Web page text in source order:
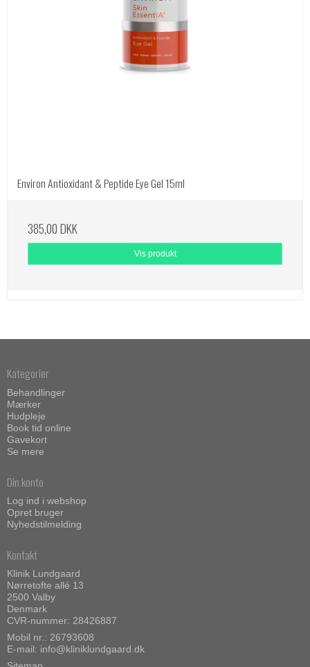
Environ Antioxidant & Peptide Eye Gel 15ml
385,00 DKK
Vis produkt
Kategorier
Behandlinger
Mærker
Hudpleje
Book tid online
Gavekort
Se mere
Din konto
Log ind i webshop
Opret bruger
Nyhedstilmelding
Kontakt
Klinik Lundgaard
Nørretofte allé 13
2500 Valby
Denmark
CVR-nummer: 28426887
Mobil nr.: 26793608
E-mail: info@kliniklundgaard.dk